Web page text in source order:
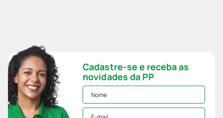
Cadastre-se e receba as
novidades da PP